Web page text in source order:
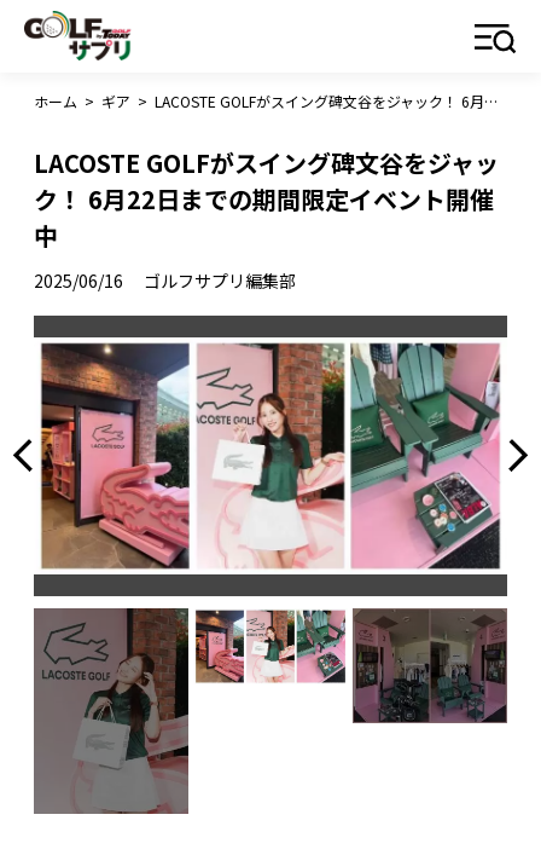
ホーム > ギア > LACOSTE GOLFがスイング碑文谷をジャック！ 6月22日までの期間限定イベント開催中
LACOSTE GOLFがスイング碑文谷をジャッ
ク！ 6月22日までの期間限定イベント開催
中
2025/06/16 ゴルフサプリ編集部